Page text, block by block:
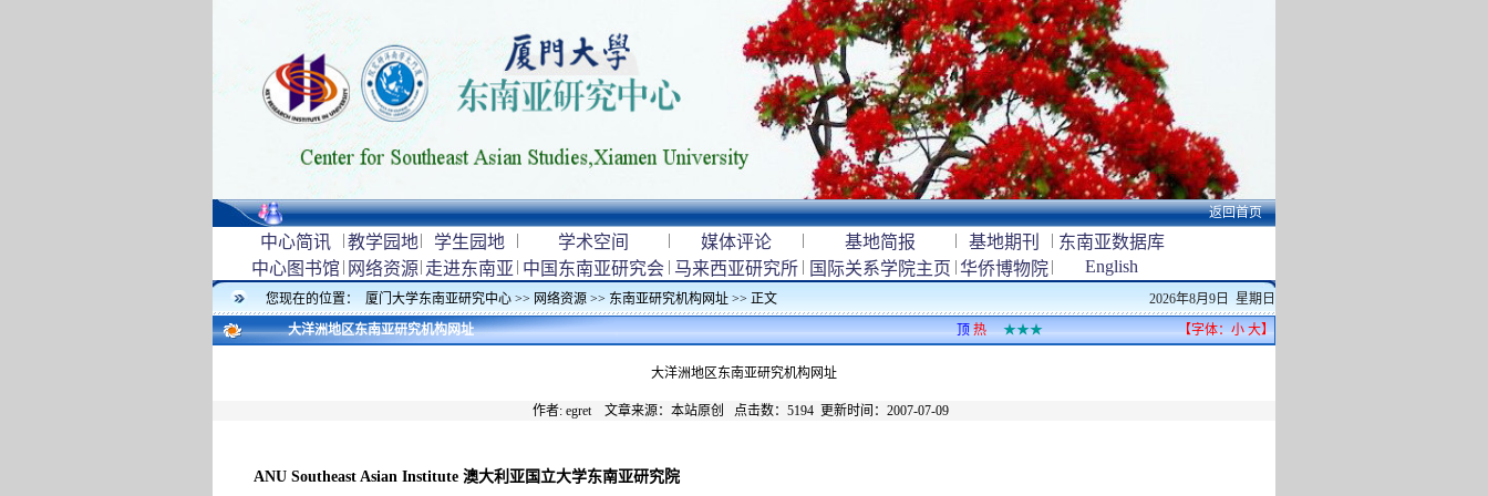
返回首页
中心简讯 |教学园地| 学生园地 | 学术空间 | 媒体评论 | 基地简报 | 基地期刊 | 东南亚数据库
中心图书馆 | 网络资源| 走进东南亚 | 中国东南亚研究会 | 马来西亚研究所 | 国际关系学院主页 |华侨博物院| English
您现在的位置： 厦门大学东南亚研究中心 >> 网络资源 >> 东南亚研究机构网址 >> 正文
2026年8月9日 星期日
大洋洲地区东南亚研究机构网址
顶 热 ★★★ 【字体：小 大】
大洋洲地区东南亚研究机构网址
作者: egret 文章来源：本站原创 点击数： 5194 更新时间：2007-07-09
ANU Southeast Asian Institute 澳大利亚国立大学东南亚研究院